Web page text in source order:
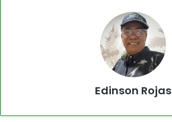
Edinson Rojas